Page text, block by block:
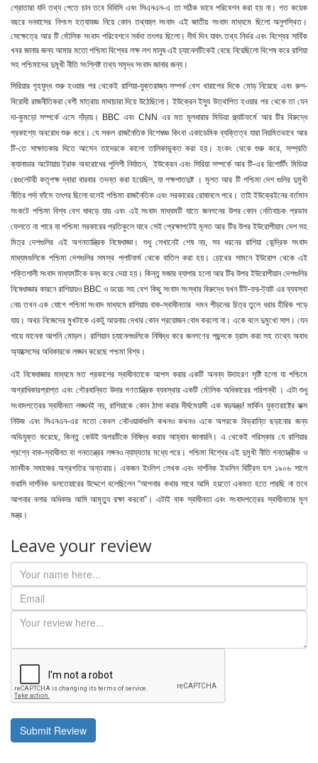
শ্রোতারা যদি তথ্য পেতে চান তবে বিবিসি এবং সিএনএন-এ তা সঠিক ভাবে পরিবেশন করা হয় না। গত কয়েক
বছরে দনবাসের নিশংস হত্যাযজ্ঞ নিয়ে কোন তথ্যহুল সংবাদ এই জাতীয় সংবাদ মাধ্যমে ছিলো অনুপস্থিত।
সেক্ষেত্রে আর টি মৌলিক সংবাদ পরিবেশনে সর্বদা তৎপর ছিলো। দীর্ঘ দিন যাবৎ তথ্য নির্ভর এবং বিশ্বের সার্বিক
খবর জানার জন্য আমার মতো পশ্চিমা বিশ্বের লক্ষ লশ মানুষ এই চ্যানেলটিকেই বেছে নিয়েছিলো বিশেষ করে রাশিয়া
সহ পশ্চিমাদের দুমূখী নীতি সংশ্লিষ্ট তথ্য সমৃদ্ধ সংবাদ জানার জন্য।
সিরিয়ার গৃহযুদ্ধ শুরু হওয়ার পর থেকেই রাশিয়া-যুক্তরাজ্য সম্পর্ক বেশ খারাপের দিকে মোড় নিয়েছে এবং রুশ-
বিরোধী রাজনীতিকরা বেশী মাত্রায় মাথাচারা দিয়ে উঠেছিলো। ইউক্রেন ইস্যু উত্থাপিত হওয়ার পর থেকে তা যেন
দা-কুমড়ো সম্পর্কে এসে দাঁড়ায়।
BBC এবং CNN এর মত মূলধারার মিডিয়া প্ল্যাটফর্মে আর টির বিরুদ্ধে
প্রকাশ্যে অবরোধ শুরু করে। যে সকল রাজনৈতিক বিশেষজ্ঞ কিংবা একাডেমিক ব্যক্তিত্ব যারা নিয়মিতভাবে আর
টি-তে সাক্ষাতকার দিতে আসেন তাদেরকে কালো তালিকাভুক্ত করা হয়। হংকং থেকে শুরু করে, সম্প্রতি
ক্যানাডার অটোয়ায় ট্রাক অবরোধের পুলিশী নির্যাতন, ইউক্রেন এবং সিরিয়া সম্পর্কে আর টি-এর রিপোর্টিং মিডিয়া
রেগুলেটরী কতৃপক্ষ দ্বারা বারবার তদন্ত করা হয়েছিল, যা পক্ষপাতদুষ্ট । মূলত আর টি পশ্চিমা দেশ গুলির দুমুখী
নীতির পর্দা ফাঁসে তৎপর ছিলো বলেই পশ্চিমা রাজনৈতিক এবং সরকারের রোষানলে পরে। তাই ইউক্রেইনের বর্তমান
সংকটে পশ্চিমা বিশ্ব বেশ ঘাবড়ে যায় এবং এই সংবাদ মাধ্যমটি যাতে জনগনের উপর কোন নেতিবাচক প্রভাব
ফেলতে না পারে যা পশ্চিমা সরকারের প্রতিকুলে যাবে সেই প্রেক্ষাপটেই মূলত আর টির উপর ইউরোপীয়ান দেশ সহ
মিত্র দেশগুলির এই অগনতান্ত্রিক নিষেধাজ্ঞা। শুধু সেখানেই শেষ নয়, সব ধরনের রাশিয়া কেন্দ্রিক সংবাদ
মাধ্যমগুলিকে পশ্চিমা দেশগুলির সমস্থ প্লাটফর্ম থেকে বাতিল করা হয়। চোখের সামনে ইউরোপ থেকে এই
শক্তিশালী সংবাদ মাধ্যমটিকে বন্ধ করে দেয়া হয়। কিন্তু মজার ব্যাপার হলো আর টির উপর ইউরোপীয়ান দেশগুলির
নিষেধাজ্ঞার কারনে রাশিয়ায়ও BBC ও ডয়েচ সহ বেশ কিছু সংবাদ সংস্থার বিরুদ্ধে যখন টিট-ফর-ট্যাট এর ব্যবস্থা
নেয় তখন এক যোগে পশ্চিমা সংবাদ মাধ্যমে রাশিয়ায় বাক-স্বাধীনতার দমন পীড়নের চিত্র তুলে ধরার হীরিক পড়ে
যায়। অথচ নিজেদের মুখটাকে একটু আয়নায় দেখার কোন প্রয়োজন বোধ করলো না। একে বলে দুমুখো সাপ। যেন
গায়ে মানেনা আপনি মোড়ল। রাশিয়ান চ্যানেলগুলিকে নিষিদ্ধ করে জনগণের পছন্দকে হ্রাস করা সহ তথ্যে অবাধ
অ্যাক্সেসের অধিকারকে লঙ্ঘন করেছে পশ্চমা বিশ্ব।
এই নিষেধাজ্ঞার মাধ্যমে মত প্রকাশের স্বাধীনতাকে আপস করার একটি অনন্য উদাহরণ সৃষ্টি হলো যা পশ্চিমে
অগ্রাধিকারপ্রাপ্ত এবং গৌরবান্বিত উদার গণতান্ত্রিক ব্যবস্থার একটি মৌলিক অধিকারের পরিপন্থী । এটা শুধু
সংবাদপত্রের স্বাধীনতা লঙ্ঘনই নয়, রাশিয়াকে কোন ঠাসা করার দীর্ঘমেয়াদী এক ষড়যন্ত্র! মার্কিন যুক্তরাষ্ট্রে ফক্স
নিউজ এবং সিএনএন-এর মতো কেবল নেটওয়ার্কগুলি কখনও কখনও একে অপরকে বিভ্রান্তি ছড়ানোর জন্য
অভিযুক্ত করেছে, কিন্তু কেউই অপরটিকে নিষিদ্ধ করার আহ্বান জানায়নি। এ থেকেই পরিস্কার যে রাশিয়ার
প্রশ্নে বাক-স্বাধীনত বা গনতন্ত্রের লঙ্গনও ন্যায্যতার মধ্যে পরে। পশ্চিমা বিশ্বের এই দুমুখী নীতি গনতান্ত্রীক ও
মানবীক সমাজের অগ্রগতির অন্তরায়। একজন ইংলিশ লেখক এবং দার্শনিক ইভলিন বিট্রিস হল ১৯০৬ সালে
ফরাসি দার্শনিক ভলতেয়ারের উদ্দেশে বলেছিলেন “আপনার কথার সাথে আমি হয়তো একমত হতে পারছি না তবে
আপনার বলার অধিকার আমি আমৃত্যু রক্ষা করবো”। এটাই বাক স্বাধীনতা এবং সংবাদপত্রের স্বাধীনতার মূল
মন্ত্র।
Leave your review
Submit Review